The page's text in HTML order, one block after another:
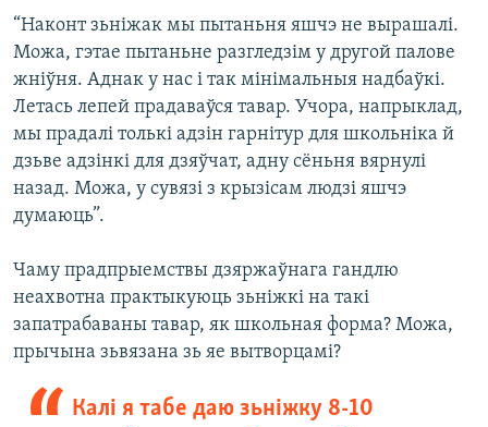
“Наконт зьніжак мы пытаньня яшчэ не вырашалі.
Можа, гэтае пытаньне разгледзім у другой палове
жніўня. Аднак у нас і так мінімальныя надбаўкі.
Летась лепей прадаваўся тавар. Учора, напрыклад,
мы прадалі толькі адзін гарнітур для школьніка й
дзьве адзінкі для дзяўчат, адну сёньня вярнулі
назад. Можа, у сувязі з крызісам людзі яшчэ
думаюць”.
Чаму прадпрыемствы дзяржаўнага гандлю
неахвотна практыкуюць зьніжкі на такі
запатрабаваны тавар, як школьная форма? Можа,
прычына зьвязана зь яе вытворцамі?
Калі я табе даю зьніжку 8-10